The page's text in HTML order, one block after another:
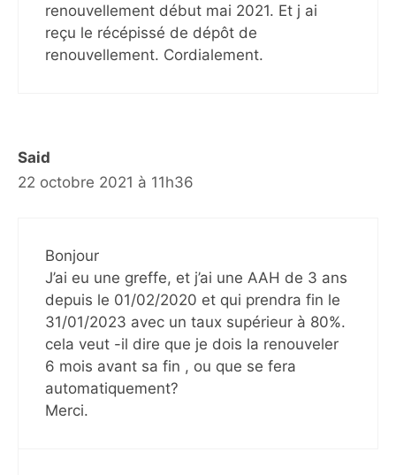
renouvellement début mai 2021. Et j ai
reçu le récépissé de dépôt de
renouvellement. Cordialement.
Said
22 octobre 2021 à 11h36
Bonjour
J’ai eu une greffe, et j’ai une AAH de 3 ans
depuis le 01/02/2020 et qui prendra fin le
31/01/2023 avec un taux supérieur à 80%.
cela veut -il dire que je dois la renouveler
6 mois avant sa fin , ou que se fera
automatiquement?
Merci.